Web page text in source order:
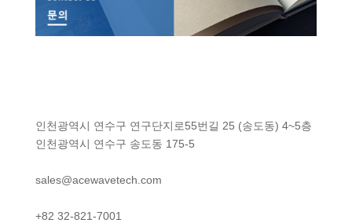
인천광역시 연수구 연구단지로55번길 25 (송도동) 4~5층
인천광역시 연수구 송도동 175-5
sales@acewavetech.com
+82 32-821-7001